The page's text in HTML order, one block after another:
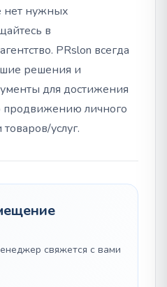
нет нужных
в
PRslon всегда
решения и
для достижения
продвижению личного
услуг.
свяжется с вами